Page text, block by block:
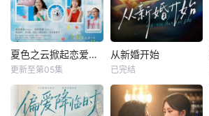
夏色之云掀起恋爱与风暴
更新至第05集
从新婚开始
已完结